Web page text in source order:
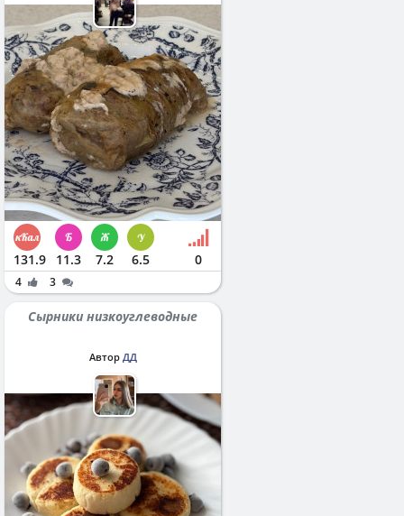
131.9 11.3 7.2 6.5 0
4 3
Сырники низкоуглеводные
Автор ДД